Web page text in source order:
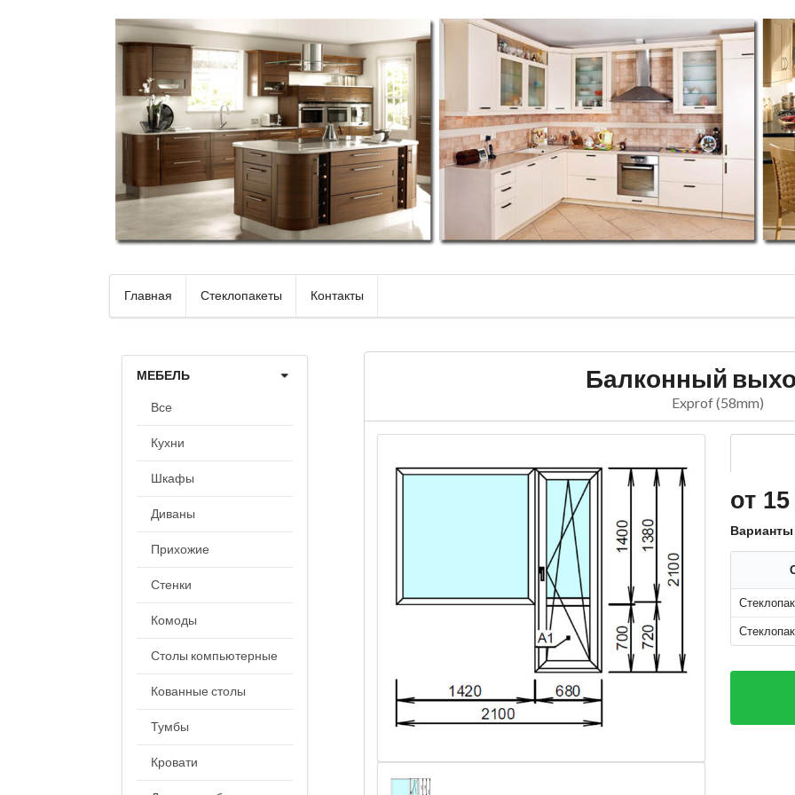
Главная Стеклопакеты Контакты
МЕБЕЛЬ
Все
Кухни
Шкафы
Диваны
Прихожие
Стенки
Комоды
Столы компьютерные
Кованные столы
Тумбы
Кровати
Балконный
Exprof (58mm)
от